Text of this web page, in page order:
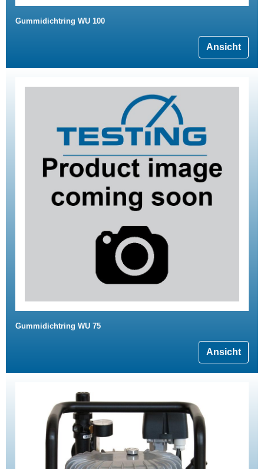
Gummidichtring WU 100
Ansicht
Gummidichtring WU 75
Ansicht